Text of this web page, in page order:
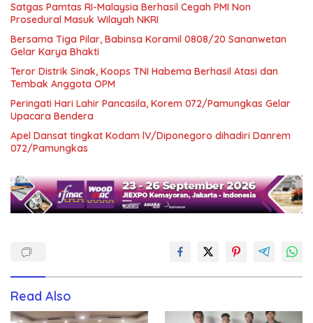
Satgas Pamtas RI-Malaysia Berhasil Cegah PMI Non
Prosedural Masuk Wilayah NKRI
Bersama Tiga Pilar, Babinsa Koramil 0808/20 Sananwetan
Gelar Karya Bhakti
Teror Distrik Sinak, Koops TNI Habema Berhasil Atasi dan
Tembak Anggota OPM
Peringati Hari Lahir Pancasila, Korem 072/Pamungkas Gelar
Upacara Bendera
Apel Dansat tingkat Kodam lV/Diponegoro dihadiri Danrem
072/Pamungkas
Read Also